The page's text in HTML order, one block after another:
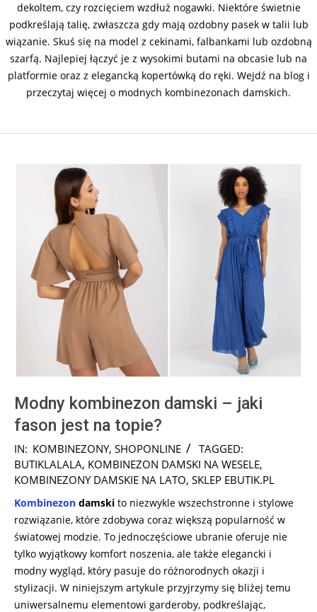
dekoltem, czy rozcięciem wzdłuż nogawki. Niektóre świetnie
podkreślają talię, zwłaszcza gdy mają ozdobny pasek w talii lub
wiązanie. Skuś się na model z cekinami, falbankami lub ozdobną
szarfą. Najlepiej łączyć je z wysokimi butami na obcasie lub na
platformie oraz z elegancką kopertówką do ręki. Wejdź na blog i
przeczytaj więcej o modnych kombinezonach damskich.
Modny kombinezon damski – jaki
fason jest na topie?
2025-
03-
16
IN: KOMBINEZONY, SHOPONLINE
TAGGED:
BUTIKLALALA, KOMBINEZON DAMSKI NA WESELE,
KOMBINEZONY DAMSKIE NA LATO, SKLEP EBUTIK.PL
Kombinezon damski to niezwykle wszechstronne i stylowe
rozwiązanie, które zdobywa coraz większą popularność w
światowej modzie. To jednoczęściowe ubranie oferuje nie
tylko wyjątkowy komfort noszenia, ale także elegancki i
modny wygląd, który pasuje do różnorodnych okazji i
stylizacji. W niniejszym artykule przyjrzymy się bliżej temu
uniwersalnemu elementowi garderoby, podkreślając,